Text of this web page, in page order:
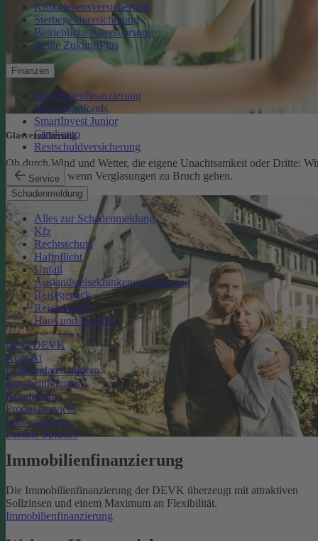
Risikolebensversicherung
Sterbegeldversicherung
Betriebliche Altersvorsorge
Rente ZukunftPlus
Finanzen
Immobilienfinanzierung
Investmentfonds
SmartInvest Junior
Girokonto
Restschuldversicherung
Service
Schadenmeldung
Alles zur Schadenmeldung
Kfz
Rechtsschutz
Haftpflicht
Unfall
Auslandsreisekrankenversicherung
Reisegepäck
Reiserücktritt
Haus und Wohnen
meineDEVK
Kontakt
Kundendaten ändern
Bescheinigungen
Kündigung
Produktservices
Wissenswertes
Leichte Sprache
Glasversicherung
Ob durch Wind und Wetter, die eigene Unachtsamkeit oder Dritte:
schützen Sie, wenn Verglasungen zu Bruch gehen.
Glasversicherung
Immobilienfinanzierung
Die Immobilienfinanzierung der DEVK überzeugt mit attraktiven
Sollzinsen und einem Maximum an Flexibilität.
Immobilienfinanzierung